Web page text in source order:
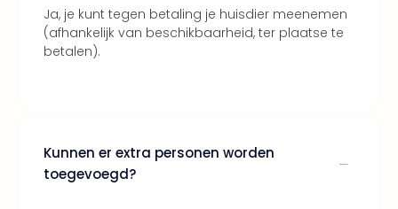
Ja, je kunt tegen betaling je huisdier meenemen
(afhankelijk van beschikbaarheid, ter plaatse te
betalen).
Kunnen er extra personen worden
toegevoegd?